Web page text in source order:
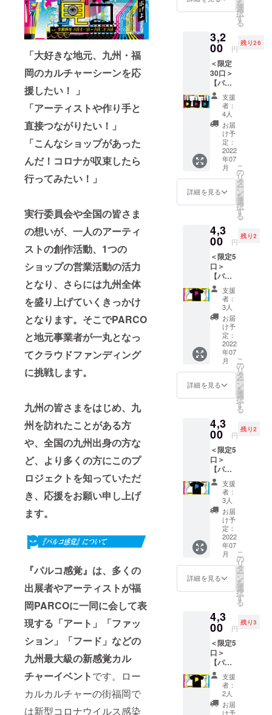
「大好きな地元、九州・福
岡のカルチャーシーンを応
援したい！ 」
「アーティストや作り手と
直接つながりたい！」
「こんなショップがあった
んだ！コロナが収束したら
行ってみたい！」
実行委員会や全国の皆さま
の想いが、一人のアーティ
ストの創作活動、1つの
ショップの営業活動の活力
となり、さらには九州全体
を盛り上げていくきっかけ
となります。そこでPARCO
と地元事業者が一丸となっ
てクラウドファンディング
に挑戦します。
九州の皆さまをはじめ、九
州を訪れたことがある方
や、全国の九州出身の方な
ど、より多くの方にこのプ
ロジェクトを知っていただ
き、応援をお願い申し上げ
ます。
『パルコ感覚』は、多くの
出展者やアーティストが福
岡PARCOに一同に会して表
現する「アート」「ファッ
ション」「フード」などの
九州最大級の新感覚カル
チャーイベントです。ロー
カルカルチャーの街福岡で
は新型コロナウイルス感染
げるべ
く立ち
た九州
最大級
のカル
チャー
イベン
トで
す。ぜ
ひ応援
をお願
いいた
しま
す。こ
ちらの
リター
ンはイ
ベント
開催費
ただき
ます。
【リ
ターン
内容】
・パル
コ感覚
実行委
員会か
らのお
礼の
メッ
セージ
※お礼の
メッ
セージ
はメー
ていた
だきま
す。 ※
価格は
税込み
となり
ます。
※画像は
イメー
ジで
す。
を
選
択
す
る
3,2
00 円
残り26
＜限定
30口＞
【パル
コ感覚
イベン
トオ
フィ
シャル
キャン
バス
トート
バッ
グ】 九
州最大
級のカ
ル
イベン
ト「パ
ルコ感
覚」の
初開催
を記念
したオ
フィ
シャル
キャン
バス
トート
バッグ
が登
場！本
イベン
ト限定
ロゴカ
ラーを
ピン
ク・ブ
ルー・
イエ
ローか
らお選
びくだ
さい。
※内容
量：約
10リッ
トル／
高さ
37cm・
横
24cm・
取っ手
55cm ※
画像と
少し色
味が異
なる場
合がご
ざいま
す。ご
了承く
支援
者：
4人
お届
け予
定：
2022
年07
月
詳細を見る
こ
の
リ
タ
ー
ン
を
選
択
す
る
4,3
00 円
残り2
＜限定5
口＞
【パル
コ感覚
イベン
トオ
フィ
シャルT
シャ
ツ】ロ
ゴ：ピ
ンク 九
州最大
級のカ
ル
チャー
ト「パ
ルコ感
覚」の
初開催
を記念
したオ
リジナ
ルTシャ
ツが登
場！本
イベン
ト限定T
シャツ
です。
※サイズ
をM・
L・XL
い。
M L XL
身丈
68 71
74 身
幅 50
52.5 55
肩幅
45.5 48
支援
者：
3人
お届
け予
定：
2022
年07
月
詳細を見る
こ
の
リ
タ
ー
ン
を
選
択
す
る
4,3
00 円
残り2
＜限定5
口＞
【パル
コ感覚
イベン
トオ
フィ
シャルT
シャ
ツ】ロ
ゴ：ブ
ルー 九
州最大
級のカ
ル
チャー
ト「パ
ルコ感
覚」の
初開催
を記念
したオ
リジナ
ルTシャ
ツが登
場！本
イベン
支援
者：
3人
お届
け予
定：
2022
年07
月
詳細を見る
こ
の
リ
タ
ー
ン
を
選
択
す
る
4,3
00 円
残り3
＜限定5
口＞
【パル
コ感覚
イベン
トオ
フィ
シャルT
支援
者：
2人
お届
け予